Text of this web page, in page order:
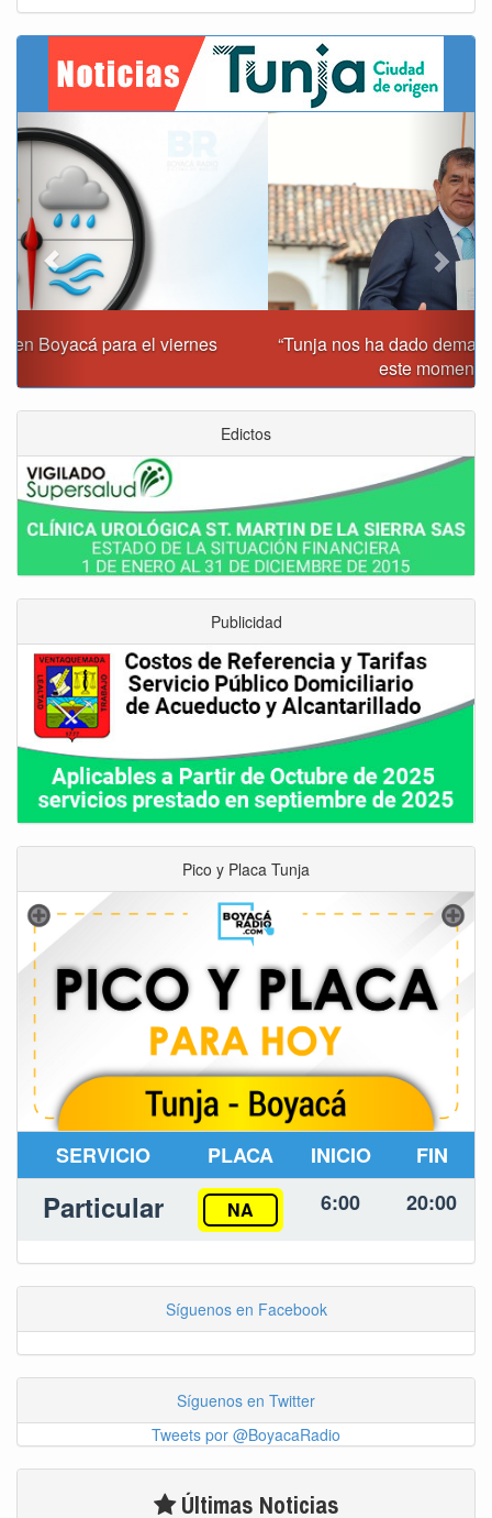
“Tunja nos ha dado demasiado y no podemos fallarle en
Previous Next
Edictos
Publicidad
Pico y Placa Tunja
SERVICIO PLACA INICIO FIN
Particular NA 6:00 20:00
Síguenos en Facebook
Síguenos en Twitter
Tweets por @BoyacaRadio
Últimas Noticias